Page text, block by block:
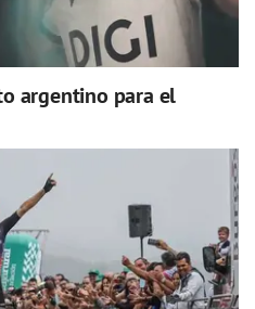
argentino para el